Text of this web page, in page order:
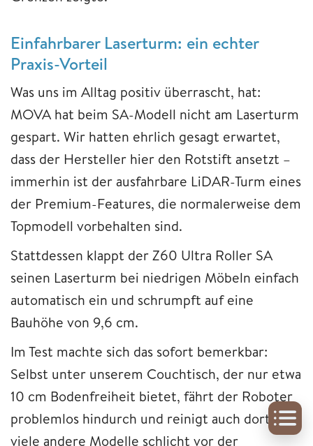
Einfahrbarer Laserturm: ein echter
Praxis-Vorteil
Was uns im Alltag positiv überrascht, hat:
MOVA hat beim SA-Modell nicht am Laserturm
gespart. Wir hatten ehrlich gesagt erwartet,
dass der Hersteller hier den Rotstift ansetzt –
immerhin ist der ausfahrbare LiDAR-Turm eines
der Premium-Features, die normalerweise dem
Topmodell vorbehalten sind.
Stattdessen klappt der Z60 Ultra Roller SA
seinen Laserturm bei niedrigen Möbeln einfach
automatisch ein und schrumpft auf eine
Bauhöhe von 9,6 cm.
Im Test machte sich das sofort bemerkbar:
Selbst unter unserem Couchtisch, der nur etwa
10 cm Bodenfreiheit bietet, fährt der Roboter
problemlos hindurch und reinigt auch dort, wo
viele andere Modelle schlicht vor der